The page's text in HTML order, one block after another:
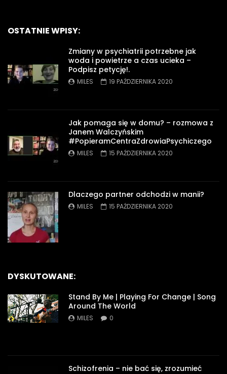
OSTATNIE WPISY:
Zmiany w psychiatrii potrzebne jak
woda i powietrze a czas ucieka –
Podpisz petycję!.
MILES 19 PAŹDZIERNIKA 2020
Jak pomaga się w domu? – rozmowa z
Janem Walczyńskim
#PopieramCentraZdrowiaPsychiczego
MILES 15 PAŹDZIERNIKA 2020
Dlaczego partner odchodzi w manii?
MILES 15 PAŹDZIERNIKA 2020
DYSKUTOWANE:
Stand By Me | Playing For Change | Song
Around The World
MILES 0
Schizofrenia – nie bać się, zrozumieć